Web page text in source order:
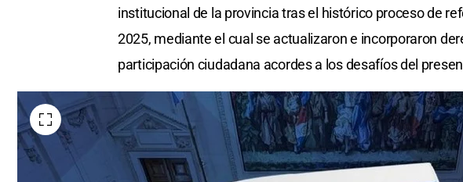
institucional de la provincia tras el histórico proceso de
2025, mediante el cual se actualizaron e incorporaron
participación ciudadana acordes a los desafíos del